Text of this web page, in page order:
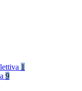
1
9